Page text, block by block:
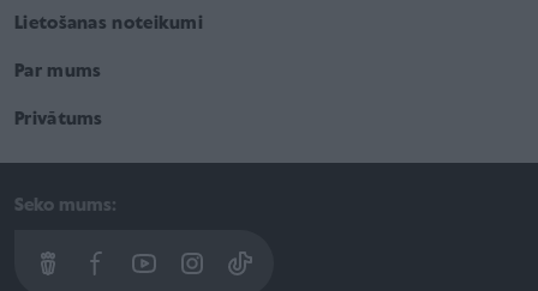
Lietošanas noteikumi
Par mums
Privātums
Seko mums: